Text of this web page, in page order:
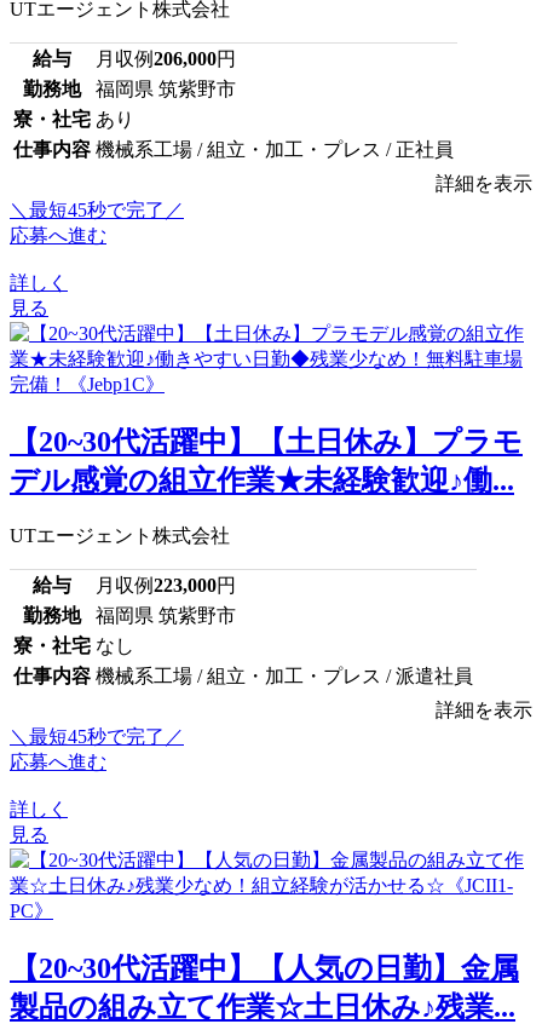
UTエージェント株式会社
給与 月収例206,000円
勤務地
福岡県 筑紫野市
寮・社宅 あり
仕事内容 機械系工場 / 組立・加工・プレス / 正社員
詳細を表示
＼最短45秒で完了／
応募へ進む
詳しく
見る
【20~30代活躍中】【土日休み】プラモ
デル感覚の組立作業★未経験歓迎♪働...
UTエージェント株式会社
給与 月収例223,000円
勤務地
福岡県 筑紫野市
寮・社宅 なし
仕事内容 機械系工場 / 組立・加工・プレス / 派遣社員
詳細を表示
＼最短45秒で完了／
応募へ進む
詳しく
見る
【20~30代活躍中】【人気の日勤】金属
製品の組み立て作業☆土日休み♪残業...